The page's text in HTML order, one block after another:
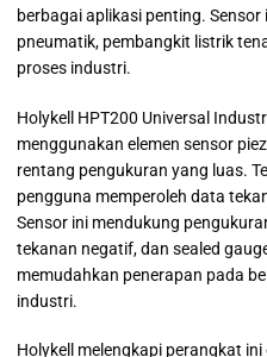
berbagai aplikasi penting.
pneumatik, pembangkit listrik
proses industri.
Holykell HPT200 Universal
menggunakan elemen sensor
rentang pengukuran yang luas.
pengguna memperoleh data
Sensor ini mendukung
tekanan negatif, dan sealed
memudahkan penerapan pada
industri.
Holykell melengkapi perangkat